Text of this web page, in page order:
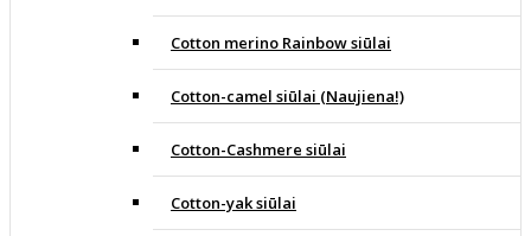
Cotton merino Rainbow siūlai
Cotton-camel siūlai (Naujiena!)
Cotton-Cashmere siūlai
Cotton-yak siūlai